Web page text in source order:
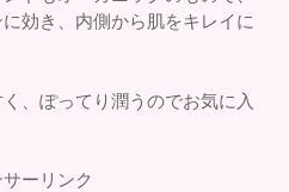
効き、内側から肌をキレイに
、ぽってり潤うのでお気に入
サーリンク